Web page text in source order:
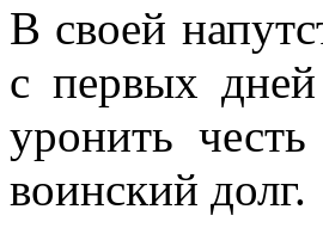
В своей
с первых
уронить
воинский долг.